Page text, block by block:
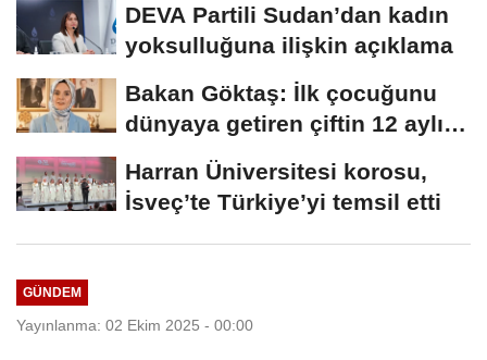
DEVA Partili Sudan’dan kadın
yoksulluğuna ilişkin açıklama
Bakan Göktaş: İlk çocuğunu
dünyaya getiren çiftin 12 aylık
taksitlerini...
Harran Üniversitesi korosu,
İsveç’te Türkiye’yi temsil etti
GÜNDEM
Yayınlanma: 02 Ekim 2025 - 00:00